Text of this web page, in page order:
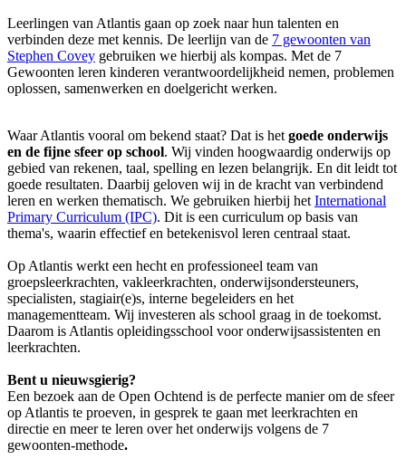
Leerlingen van Atlantis gaan op zoek naar hun talenten en
verbinden deze met kennis. De leerlijn van de 7 gewoonten van
Stephen Covey gebruiken we hierbij als kompas. Met de 7
Gewoonten leren kinderen verantwoordelijkheid nemen, problemen
oplossen, samenwerken en doelgericht werken.
Waar Atlantis vooral om bekend staat? Dat is het goede onderwijs
en de fijne sfeer op school. Wij vinden hoogwaardig onderwijs op
gebied van rekenen, taal, spelling en lezen belangrijk. En dit leidt tot
goede resultaten. Daarbij geloven wij in de kracht van verbindend
leren en werken thematisch. We gebruiken hierbij het International
Primary Curriculum (IPC). Dit is een curriculum op basis van
thema's, waarin effectief en betekenisvol leren centraal staat.
Op Atlantis werkt een hecht en professioneel team van
groepsleerkrachten, vakleerkrachten, onderwijsondersteuners,
specialisten, stagiair(e)s, interne begeleiders en het
managementteam. Wij investeren als school graag in de toekomst.
Daarom is Atlantis opleidingsschool voor onderwijsassistenten en
leerkrachten.
Bent u nieuwsgierig?
Een bezoek aan de Open Ochtend is de perfecte manier om de sfeer
op Atlantis te proeven, in gesprek te gaan met leerkrachten en
directie en meer te leren over het onderwijs volgens de 7
gewoonten-methode.